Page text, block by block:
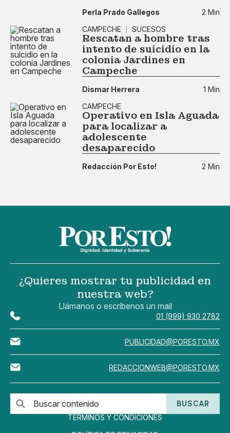
Perla Prado Gallegos
2 Min
CAMPECHE
SUCESOS
Rescatan a hombre tras
intento de suicidio en la
colonia Jardines en
Campeche
Dismar Herrera
1 Min
CAMPECHE
Operativo en Isla Aguada
para localizar a
adolescente
desaparecido
Redacción Por Esto! 2 Min
¿Quieres mostrar tu publicidad en
nuestra web?
Llámanos o escríbenos un mail
01 (999) 930 2782
PUBLICIDAD@PORESTO.MX
REDACCIONWEB@PORESTO.MX
BUSCAR
TÉRMINOS Y CONDICIONES